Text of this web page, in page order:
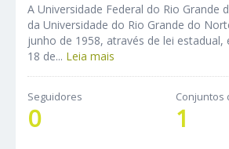
A Universidade Federal do Rio Grande
da Universidade do Rio Grande do
junho de 1958, através de lei estadual,
18 de... Leia mais
Seguidores
0
Conjuntos
1